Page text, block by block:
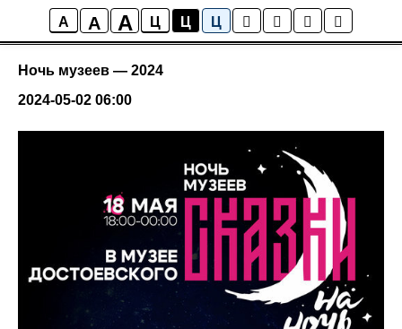
A A A Ц Ц Ц
События
Ночь музеев — 2024
2024-05-02 06:00